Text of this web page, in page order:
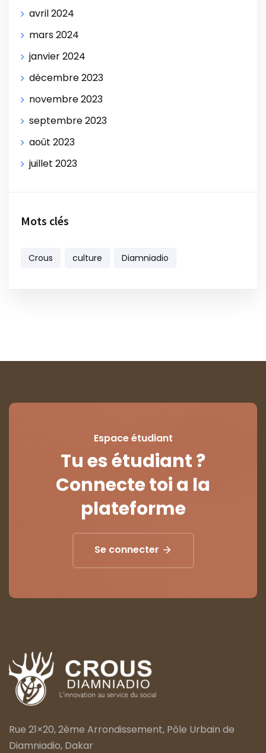
avril 2024
mars 2024
janvier 2024
décembre 2023
novembre 2023
septembre 2023
août 2023
juillet 2023
Mots clés
Crous culture Diamniadio
Espace étudiant
Tu es étudiant ?
Connecte toi a la
plateforme
Se connecter
Rue 21×20, 2ème Arrondissement, Pôle Urbain de
Diamniadio, Dakar